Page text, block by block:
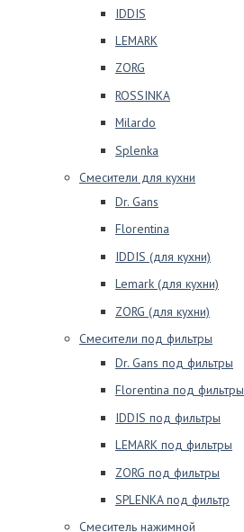
IDDIS
LEMARK
ZORG
ROSSINKA
Milardo
Splenka
Смесители для кухни
Dr. Gans
Florentina
IDDIS (для кухни)
Lemark (для кухни)
ZORG (для кухни)
Смесители под фильтры
Dr. Gans под фильтры
Florentina под фильтры
IDDIS под фильтры
LEMARK под фильтры
ZORG под фильтры
SPLENKA под фильтр
Смеситель нажимной